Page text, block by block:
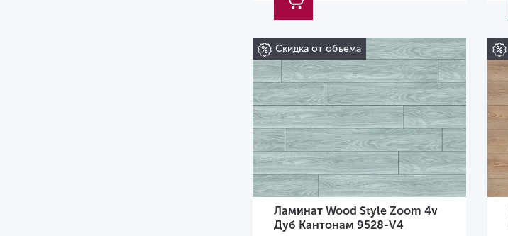
Скидка от объема
Ламинат Wood Style Zoom 4v
Дуб Кантонам 9528-V4